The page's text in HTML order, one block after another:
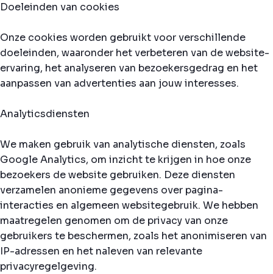
Doeleinden van cookies
Onze cookies worden gebruikt voor verschillende
doeleinden, waaronder het verbeteren van de website-
ervaring, het analyseren van bezoekersgedrag en het
aanpassen van advertenties aan jouw interesses.
Analyticsdiensten
We maken gebruik van analytische diensten, zoals
Google Analytics, om inzicht te krijgen in hoe onze
bezoekers de website gebruiken. Deze diensten
verzamelen anonieme gegevens over pagina-
interacties en algemeen websitegebruik. We hebben
maatregelen genomen om de privacy van onze
gebruikers te beschermen, zoals het anonimiseren van
IP-adressen en het naleven van relevante
privacyregelgeving.